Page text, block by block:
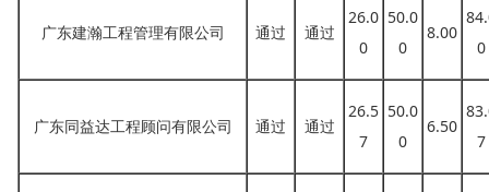
广东建瀚工程管理有限公司 通过 通过
26.0
0
50.0
0
8.00
0
广东同益达工程顾问有限公司 通过 通过
26.5
7
50.0
0
6.50
7